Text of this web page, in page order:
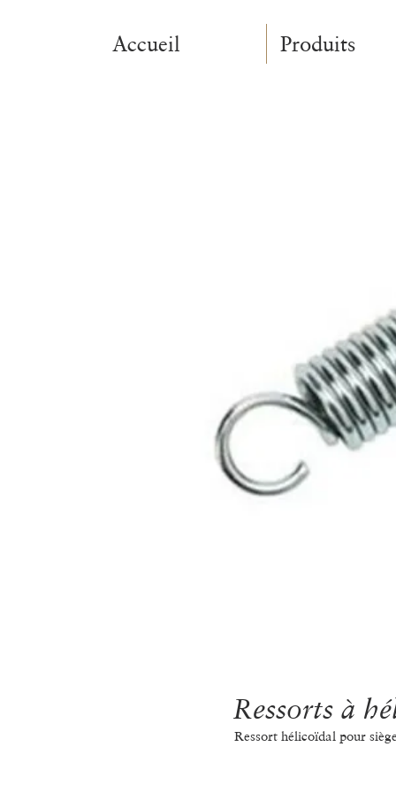
Accueil Produits
Ressorts à
Ressort hélicoïdal pour